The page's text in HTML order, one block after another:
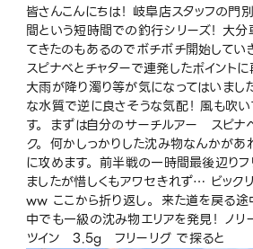
皆さんこんにちは！ 岐阜店スタッフの門
間という短時間での釣行シリーズ！ 大分
てきたのもあるのでボチボチ開始してい
スピナベとチャターで連発したポイント
大雨が降り濁り等が気になってはいまし
な水質で逆に良さそうな気配！ 風も吹
す。 まずは自分のサーチルアー スピナ
ク。 何かしっかりした沈み物なんかがあ
に攻めます。 前半戦の一時間最後辺りフ
ましたが惜しくもアワセきれず… ビック
ww ここから折り返し。 来た道を戻る途
中でも一級の沈み物エリアを発見！ ノ
ツイン 3.5g フリーリグ で探ると